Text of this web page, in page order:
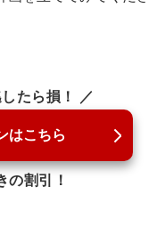
たら損！ ／
はこちら
の割引！